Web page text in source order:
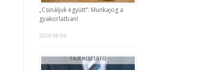
„Csináljuk együtt”: Munkajog a
gyakorlatban!
2026.08.04.